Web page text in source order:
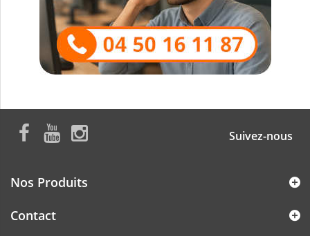
Suivez-nous
Nos Produits
Contact